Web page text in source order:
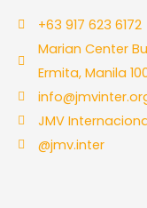
+63 917 623 6172
Marian Center
Ermita, Manila
JMV
@jmv.inter